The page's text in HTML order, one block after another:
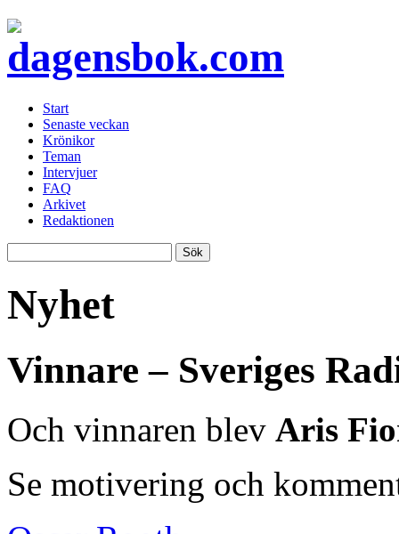
Start
Senaste veckan
Krönikor
Teman
Intervjuer
FAQ
Arkivet
Redaktionen
Nyhet
Vinnare – Sveriges
Och vinnaren blev Aris
Se motivering och